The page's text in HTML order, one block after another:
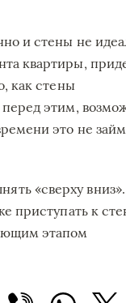
и стены не
квартиры,
как стены
этим,
это не
«сверху
приступать к
этапом